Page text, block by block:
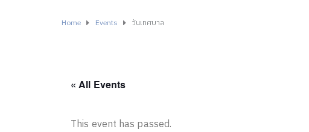
Home Events วันเทศบาล
« All Events
This event has passed.